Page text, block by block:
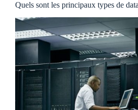
Quels sont les principaux types de